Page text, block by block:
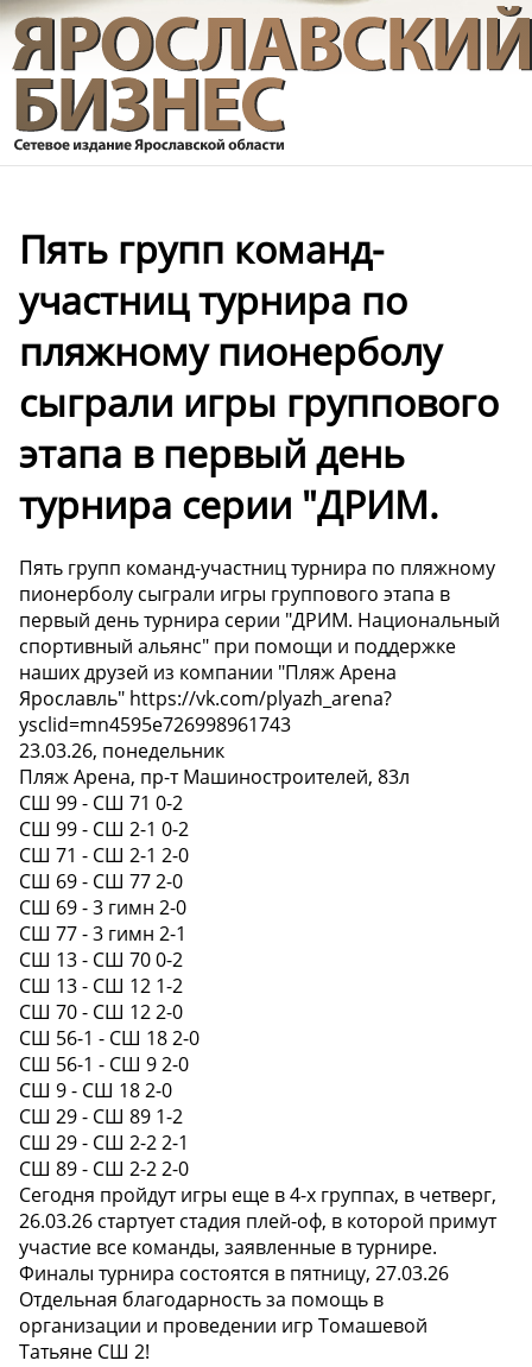
Пять групп команд-
участниц турнира по
пляжному пионерболу
сыграли игры группового
этапа в первый день
турнира серии "ДРИМ.
Пять групп команд-участниц турнира по пляжному
пионерболу сыграли игры группового этапа в
первый день турнира серии "ДРИМ. Национальный
спортивный альянс" при помощи и поддержке
наших друзей из компании "Пляж Арена
Ярославль" https://vk.com/plyazh_arena?
ysclid=mn4595e726998961743
23.03.26, понедельник
Пляж Арена, пр-т Машиностроителей, 83л
СШ 99 - СШ 71 0-2
СШ 99 - СШ 2-1 0-2
СШ 71 - СШ 2-1 2-0
СШ 69 - СШ 77 2-0
СШ 69 - 3 гимн 2-0
СШ 77 - 3 гимн 2-1
СШ 13 - СШ 70 0-2
СШ 13 - СШ 12 1-2
СШ 70 - СШ 12 2-0
СШ 56-1 - СШ 18 2-0
СШ 56-1 - СШ 9 2-0
СШ 9 - СШ 18 2-0
СШ 29 - СШ 89 1-2
СШ 29 - СШ 2-2 2-1
СШ 89 - СШ 2-2 2-0
Сегодня пройдут игры еще в 4-х группах, в четверг,
26.03.26 стартует стадия плей-оф, в которой примут
участие все команды, заявленные в турнире.
Финалы турнира состоятся в пятницу, 27.03.26
Отдельная благодарность за помощь в
организации и проведении игр Томашевой
Татьяне СШ 2!